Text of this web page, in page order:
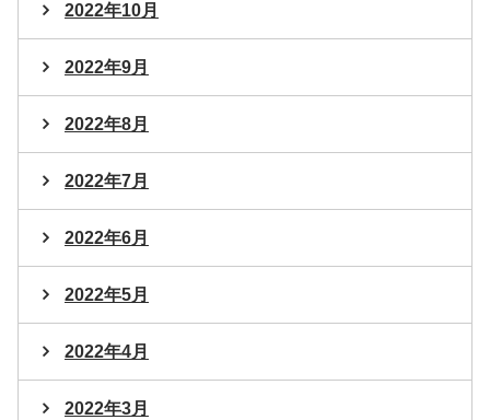
2022年10月
2022年9月
2022年8月
2022年7月
2022年6月
2022年5月
2022年4月
2022年3月